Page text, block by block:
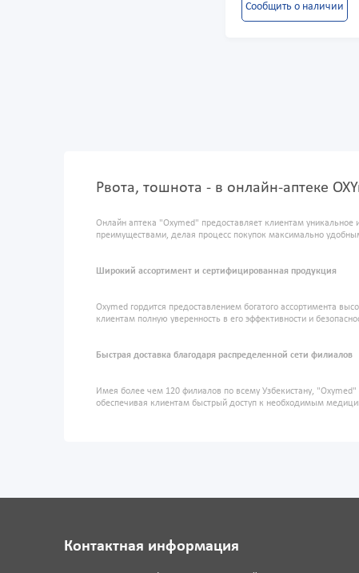
Сообщить о наличии
Рвота, тошнота - в онлайн-аптеке
Онлайн аптека "Oxymed" предоставляет клиентам
преимуществами, делая процесс покупок максимально
Широкий ассортимент и сертифицированная продукция
Oxymed гордится предоставлением богатого ассортимента
клиентам полную уверенность в его эффективности и
Быстрая доставка благодаря распределенной сети филиалов
Имея более чем 120 филиалов по всему Узбекистану,
обеспечивая клиентам быстрый доступ к необходимым
Контактная информация